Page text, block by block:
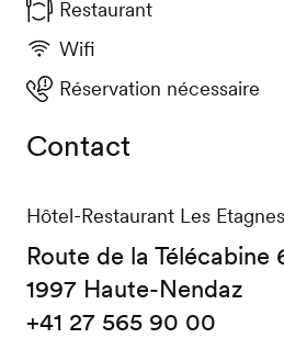
Restaurant
Wifi
Réservation nécessaire
Contact
Hôtel-Restaurant Les Etagnes
Route de la Télécabine
1997 Haute-Nendaz
+41 27 565 90 00